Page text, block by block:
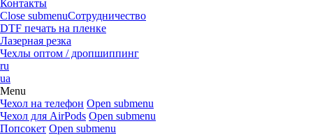
Контакты
Close submenuСотрудничество
DTF печать на пленке
Лазерная резка
Чехлы оптом / дропшиппинг
ru
ua
Menu
Чехол на телефон Open submenu
Чехол для AirPods Open submenu
Попсокет Open submenu